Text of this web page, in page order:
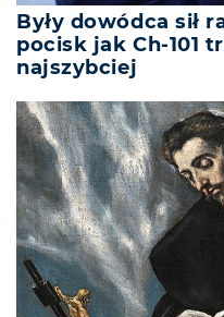
Były dowódca sił
pocisk jak Ch-101
najszybciej